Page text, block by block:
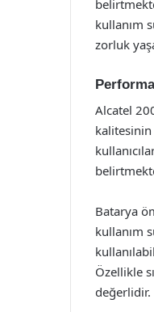
kullanım
zorluk
Alcatel
Batarya
kullanım
Özellikle
değerlidir.